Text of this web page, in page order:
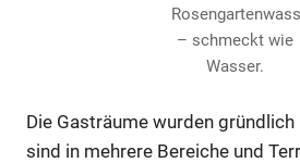
Anzeige
– schmeckt wie
Wasser.
Die Gasträume wurden
sind in mehrere Bereiche und